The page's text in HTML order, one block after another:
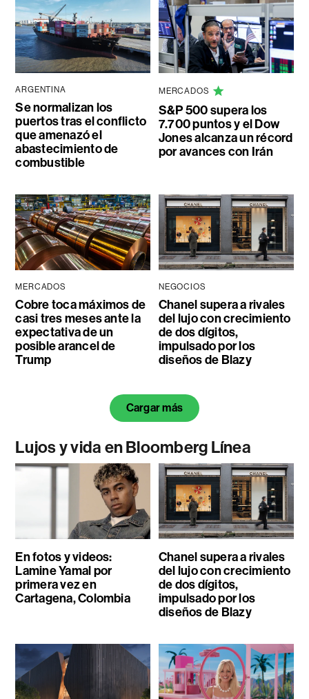
ARGENTINA
Se normalizan los
puertos tras el conflicto
que amenazó el
abastecimiento de
combustible
MERCADOS
S&P 500 supera los
7.700 puntos y el Dow
Jones alcanza un récord
por avances con Irán
MERCADOS
Cobre toca máximos de
casi tres meses ante la
expectativa de un
posible arancel de
Trump
NEGOCIOS
Chanel supera a rivales
del lujo con crecimiento
de dos dígitos,
impulsado por los
diseños de Blazy
Cargar más
Lujos y vida en Bloomberg Línea
En fotos y videos:
Lamine Yamal por
primera vez en
Cartagena, Colombia
Chanel supera a rivales
del lujo con crecimiento
de dos dígitos,
impulsado por los
diseños de Blazy